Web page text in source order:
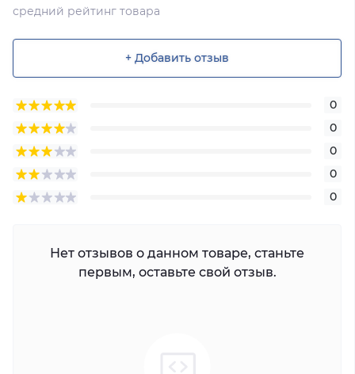
средний рейтинг товара
+ Добавить отзыв
0
0
0
0
0
Нет отзывов о данном товаре, станьте
первым, оставьте свой отзыв.